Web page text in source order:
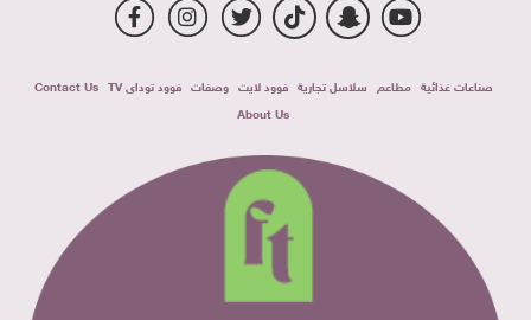
صناعات غذائية مطاعم سلاسل تجارية فوود لايت وصفات فوود توداى TV
Contact Us
About Us